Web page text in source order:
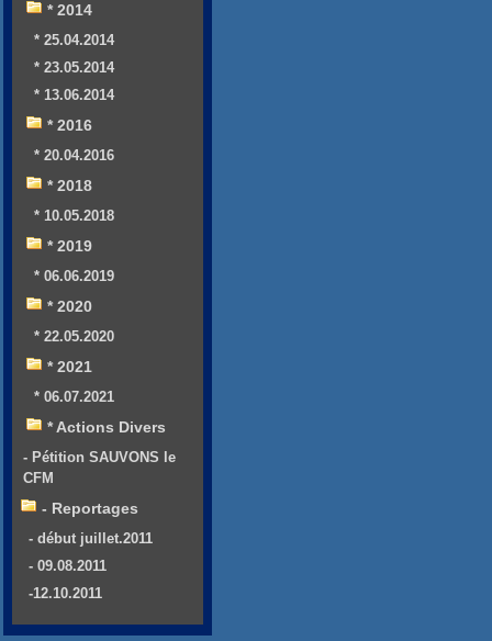
* 2014
* 25.04.2014
* 23.05.2014
* 13.06.2014
* 2016
* 20.04.2016
* 2018
* 10.05.2018
* 2019
* 06.06.2019
* 2020
* 22.05.2020
* 2021
* 06.07.2021
* Actions Divers
- Pétition SAUVONS le
CFM
- Reportages
- début juillet.2011
- 09.08.2011
-12.10.2011